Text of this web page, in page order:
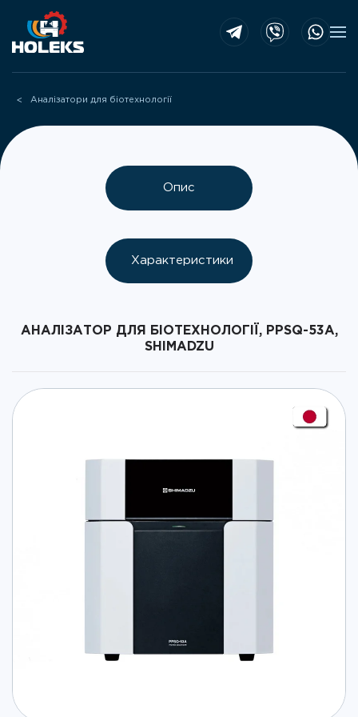
Skip to main content
Аналізатори для біотехнології
Опис
Характеристики
АНАЛІЗАТОР ДЛЯ БІОТЕХНОЛОГІЇ, PPSQ-53A,
SHIMADZU